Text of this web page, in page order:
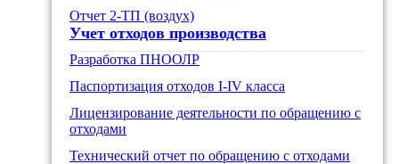
Отчет 2-ТП (воздух)
Учет отходов производства
Разработка ПНООЛР
Паспортизация отходов I-IV класса
Лицензирование деятельности по обращению с
отходами
Технический отчет по обращению с отходами